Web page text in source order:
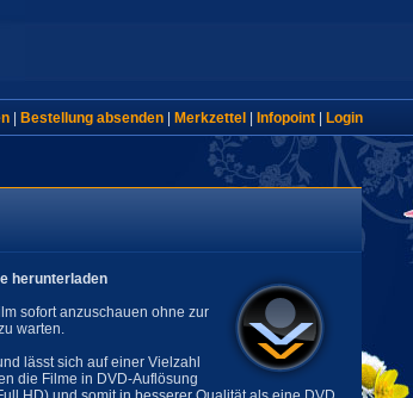
| Bestellung absenden| Merkzettel Infopoint| Login
herunterladen
sofort anzuschauen ohne zur
warten.
lässt sich auf einer Vielzahl
die Filme in DVD-Auflösung